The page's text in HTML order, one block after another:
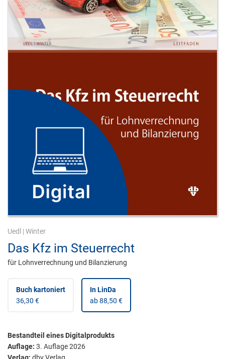
Uedl | Winter
Das Kfz im Steuerrecht
für Lohnverrechnung und Bilanzierung
Buch kartoniert
36,30 €
In LinDa
ab 88,50 €
Bestandteil eines Digitalprodukts
Auflage: 3. Auflage 2026